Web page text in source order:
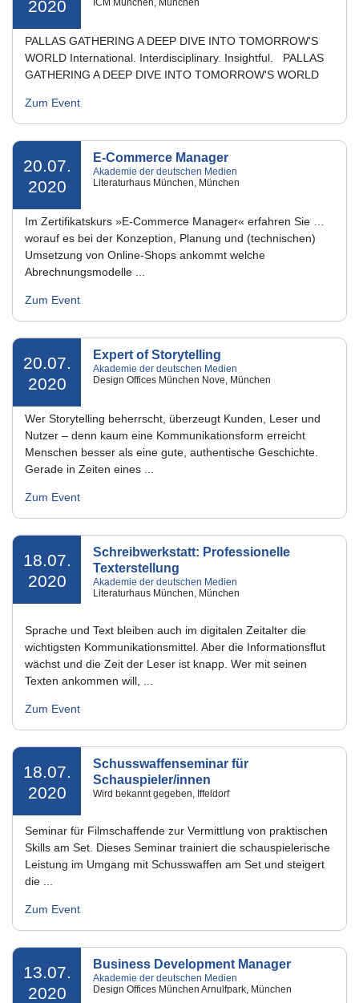
2020 ICM München, München
PALLAS GATHERING A DEEP DIVE INTO TOMORROW'S
WORLD International. Interdisciplinary. Insightful. PALLAS
GATHERING A DEEP DIVE INTO TOMORROW'S WORLD
Zum Event
20.07.
2020
E-Commerce Manager
Akademie der deutschen Medien
Literaturhaus München, München
Im Zertifikatskurs »E-Commerce Manager« erfahren Sie …
worauf es bei der Konzeption, Planung und (technischen)
Umsetzung von Online-Shops ankommt welche
Abrechnungsmodelle ...
Zum Event
20.07.
2020
Expert of Storytelling
Akademie der deutschen Medien
Design Offices München Nove, München
Wer Storytelling beherrscht, überzeugt Kunden, Leser und
Nutzer – denn kaum eine Kommunikationsform erreicht
Menschen besser als eine gute, authentische Geschichte.
Gerade in Zeiten eines ...
Zum Event
18.07.
2020
Schreibwerkstatt: Professionelle
Texterstellung
Akademie der deutschen Medien
Literaturhaus München, München
Sprache und Text bleiben auch im digitalen Zeitalter die
wichtigsten Kommunikationsmittel. Aber die Informationsflut
wächst und die Zeit der Leser ist knapp. Wer mit seinen
Texten ankommen will, ...
Zum Event
18.07.
2020
Schusswaffenseminar für
Schauspieler/innen
Wird bekannt gegeben, Iffeldorf
Seminar für Filmschaffende zur Vermittlung von praktischen
Skills am Set. Dieses Seminar trainiert die schauspielerische
Leistung im Umgang mit Schusswaffen am Set und steigert
die ...
Zum Event
13.07.
2020
Business Development Manager
Akademie der deutschen Medien
Design Offices München Arnulfpark, München